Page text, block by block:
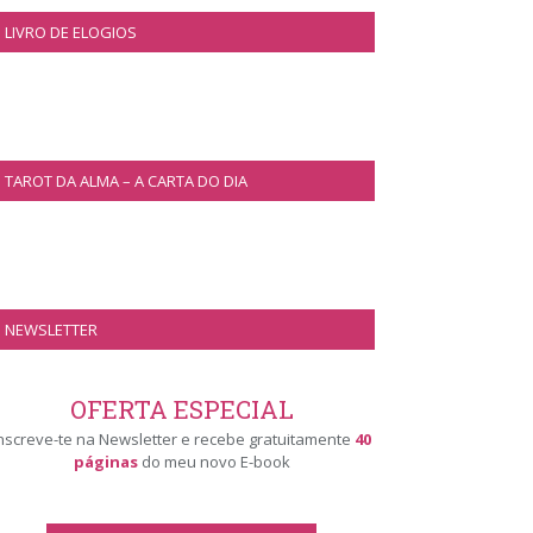
LIVRO DE ELOGIOS
TAROT DA ALMA – A CARTA DO DIA
NEWSLETTER
OFERTA ESPECIAL
te na Newsletter e recebe gratuitamente 40
páginasdo meu novo E-book